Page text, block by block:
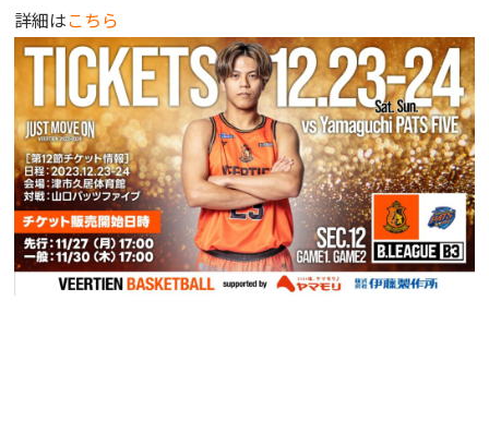
詳細はこちら